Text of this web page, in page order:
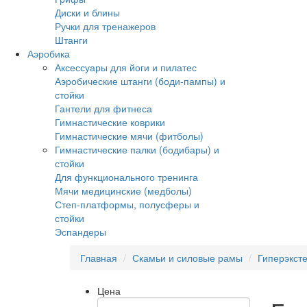
Диски и блины
Ручки для тренажеров
Штанги
Аэробика
Аксессуары для йоги и пилатес
Аэробические штанги (боди-пампы) и
стойки
Гантели для фитнеса
Гимнастические коврики
Гимнастические мячи (фитболы)
Гимнастические палки (бодибары) и
стойки
Для функционального тренинга
Мячи медицинские (медболы)
Степ-платформы, полусферы и
стойки
Эспандеры
Главная
Скамьи и силовые рамы
Цена